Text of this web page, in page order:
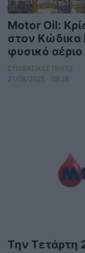
Motor Oil:
στον Κώδικα
φυσικό
ΣΥΜΒΑΤΙΚΕΣ ΠΗΓΕΣ
21/08/2025 - 08:28
Την Τετάρτη